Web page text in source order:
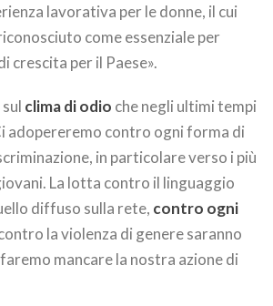
lavorativa per le donne, il cui
come essenziale per
crescita per il Paese».
clima di odio che negli ultimi tempi
adopereremo contro ogni forma di
in particolare verso i più
La lotta contro il linguaggio
diffuso sulla rete, contro ogni
la violenza di genere saranno
mancare la nostra azione di